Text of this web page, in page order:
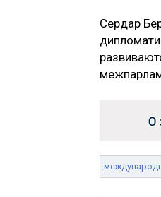
Сердар